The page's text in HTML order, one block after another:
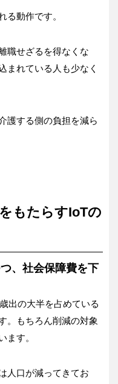
る動作です。
職せざるを得なくな
まれている人も少なく
護する側の負担を減ら
もたらすIoTの
、社会保障費を下
出の大半を占めている
。もちろん削減の対象
ます。
人口が減ってきてお